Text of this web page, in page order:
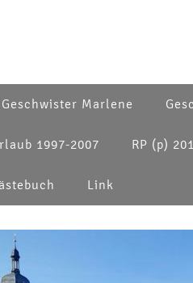
Geschwister Marlene
1997-2007 RP (p)
Link